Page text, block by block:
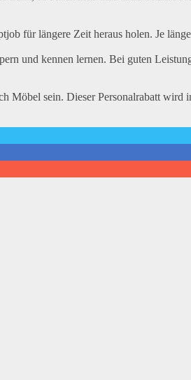
für längere Zeit heraus holen. Je
und kennen lernen. Bei guten
Möbel sein. Dieser Personalrabatt wird